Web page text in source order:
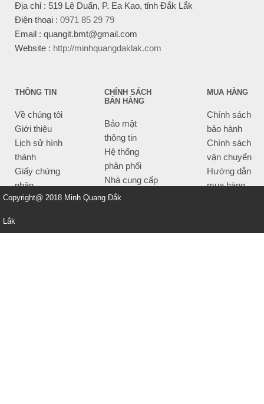
Địa chỉ : 519 Lê Duẩn, P. Ea Kao, tỉnh Đắk Lắk
Điện thoại : 0971 85 29 79
Email : quangit.bmt@gmail.com
Website : http://minhquangdaklak.com
THÔNG TIN
Về chúng tôi
Giới thiệu
Lịch sử hình
thành
Giấy chứng
nhận
CHÍNH SÁCH
BÁN HÀNG
Bảo mật
thông tin
Hệ thống
phân phối
Nhà cung cấp
Tiêu chí bán
MUA HÀNG
Chính sách
bảo hành
Chính sách
vận chuyển
Hướng dẫn
mua hàng
Copyright@ 2018 Minh Quang Đắk
Lắk